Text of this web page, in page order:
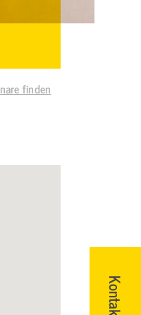
finden
Kontakt